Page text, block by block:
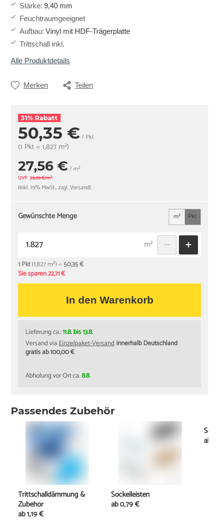
Stärke: 9,40 mm
Feuchtraumgeeignet
Aufbau: Vinyl mit HDF-Trägerplatte
Trittschall inkl.
Alle Produktdetails
Merken Teilen
31% Rabatt
50,35 € / Pkt
(1 Pkt = 1,827 m²)
27,56 €/ m²
UVP 39,99 €/m²
(inkl. 19% MwSt., zzgl. Versand)
Gewünschte Menge m² Pkt
m²
1 Pkt(1,827 m²) =50,35 €
Sie sparen 22,71 €
In den Warenkorb
Lieferung ca.:11.8. bis 13.8.
Versand viaEinzelpaket-Versandinnerhalb Deutschland
gratis ab 100,00 €
Abholung vor Ort ca.8.8.
Passendes Zubehör
Trittschalldämmung &
Zubehör
ab1,19 €
Sockelleisten
ab0,79 €
ab